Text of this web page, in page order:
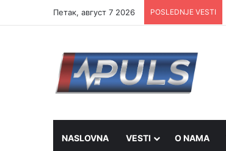
Петак, август 7 2026 POSLEDNJE VESTI
NASLOVNA VESTI O NAMA